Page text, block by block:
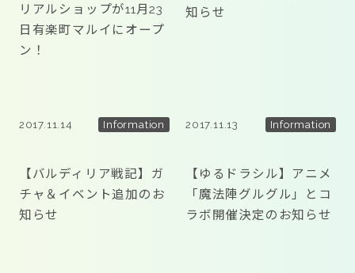
リアルショップが11月23
日有楽町マルイにオープ
ン！
知らせ
2017.11.14 Information
【バルディリア戦記】ガ
チャ＆イベント追加のお
知らせ
2017.11.13 Information
【ゆるドラシル】アニメ
「魔法陣グルグル」とコ
ラボ開催決定のお知らせ